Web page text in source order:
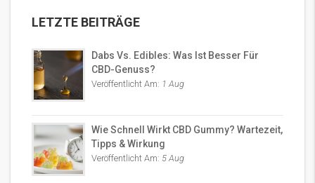
LETZTE BEITRÄGE
Dabs Vs. Edibles: Was Ist Besser Für
CBD-Genuss?
Veröffentlicht Am: 1 Aug
Wie Schnell Wirkt CBD Gummy? Wartezeit,
Tipps & Wirkung
Veröffentlicht Am: 5 Aug